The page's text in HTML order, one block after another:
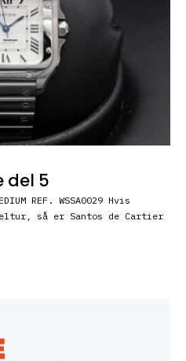
del 5
REF. WSSA0029 Hvis
så er Santos de Cartier